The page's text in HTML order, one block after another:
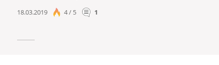
18.03.2019 4 / 5 1